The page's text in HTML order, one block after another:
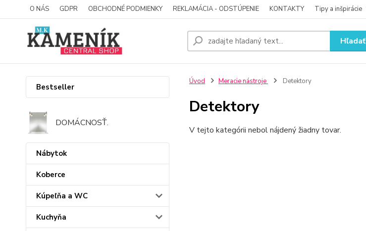
O NÁS GDPR OBCHODNÉ PODMIENKY REKLAMÁCIA - ODSTÚPENIE KONTAKTY Tipy a inšpirácie
Hľadať
Bestseller
DOMÁCNOSŤ.
Nábytok
Koberce
Kúpeľňa a WC
Kuchyňa
Úvod Meracie nástroje Detektory
Detektory
V tejto kategórii nebol nájdený žiadny tovar.